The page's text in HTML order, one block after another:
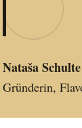
Nataša
Gründerin,